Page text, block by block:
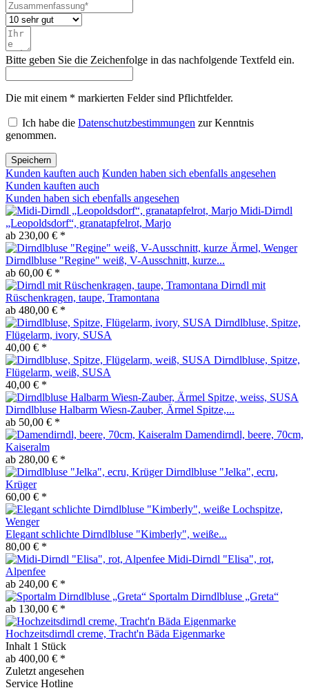
Bitte geben Sie die Zeichenfolge in das nachfolgende Textfeld ein.
Die mit einem * markierten Felder sind Pflichtfelder.
Ich habe die Datenschutzbestimmungen zur Kenntnis
genommen.
Speichern
Kunden kauften auch Kunden haben sich ebenfalls angesehen
Kunden kauften auch
Kunden haben sich ebenfalls angesehen
Midi-Dirndl
„Leopoldsdorf“, granatapfelrot, Marjo
ab 230,00 € *
Dirndlbluse "Regine" weiß, V-Ausschnitt, kurze...
ab 60,00 € *
Dirndl mit
Rüschenkragen, taupe, Tramontana
ab 480,00 € *
Dirndlbluse, Spitze,
Flügelarm, ivory, SUSA
40,00 € *
Dirndlbluse, Spitze,
Flügelarm, weiß, SUSA
40,00 € *
Dirndlbluse Halbarm Wiesn-Zauber, Ärmel Spitze,...
ab 50,00 € *
Damendirndl, beere, 70cm,
Kaiseralm
ab 280,00 € *
Dirndlbluse "Jelka", ecru,
Krüger
60,00 € *
Elegant schlichte Dirndlbluse "Kimberly", weiße...
80,00 € *
Midi-Dirndl "Elisa", rot,
Alpenfee
ab 240,00 € *
Sportalm Dirndlbluse „Greta“
ab 130,00 € *
Hochzeitsdirndl creme, Tracht'n Bäda Eigenmarke
Inhalt 1 Stück
ab 400,00 € *
Zuletzt angesehen
Service Hotline